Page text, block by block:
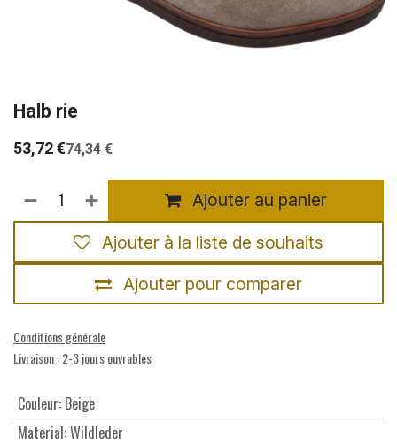
Halb rie
53,72€74,34€
Ajouter au panier
Ajouter pour comparer
Ajouter à la liste de souhaits
Conditions générale
Livraison : 2-3 jours ouvrables
Couleur: Beige
Material:Wildleder